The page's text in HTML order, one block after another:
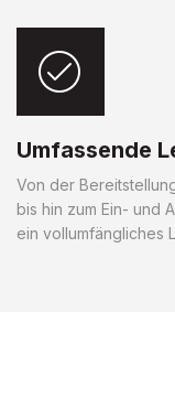
Umfassende
Von der
bis hin zum Ein- und
ein vollumfängliches